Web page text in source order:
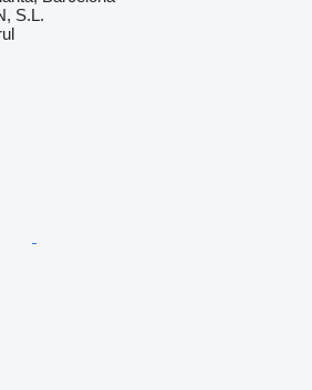
S.L.